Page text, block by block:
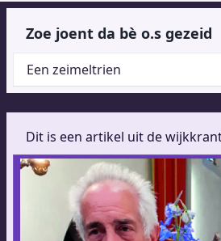
Zoe joent da bè o.s gezeid
Een zeimeltrien
Dit is een artikel uit de